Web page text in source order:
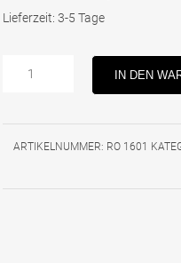
Lieferzeit: 3-5 Tage
IN DEN
ARTIKELNUMMER: RO 1601